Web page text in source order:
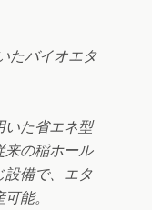
たバイオエタ
いた省エネ型
来の稲ホール
設備で、エタ
能。